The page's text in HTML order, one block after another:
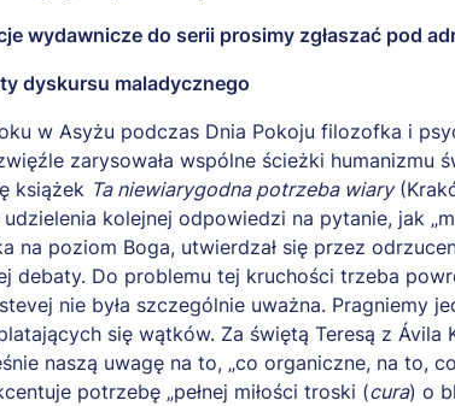
wydawnicze do serii prosimy zgłaszać pod
dyskursu maladycznego
w Asyżu podczas Dnia Pokoju filozofka i
zarysowała wspólne ścieżki
książek Ta niewiarygodna potrzeba wiary
kolejnej odpowiedzi na pytanie, jak
na poziom Boga, utwierdzał się przez
debaty. Do problemu tej kruchości trzeba
nie była szczególnie uważna.
się wątków. Za świętą Teresą z Ávila
naszą uwagę na to, „co organiczne, na to,
potrzebę „pełnej miłości troski (cura) o